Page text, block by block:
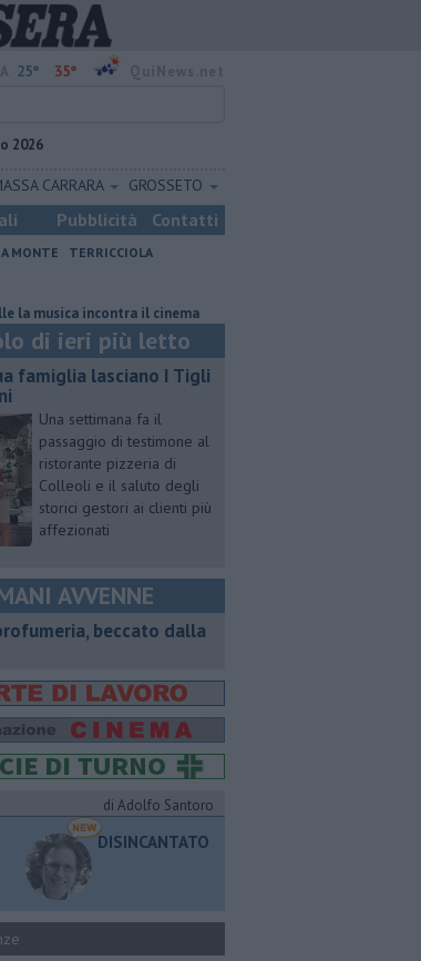
25° 35°
2026
CARRARA GROSSETO
Pubblicità Contatti
MONTE
TERRICCIOLA
incontra il cinema Macelloni, "sull'ossicombustore
di ieri più letto
famiglia lasciano I Tigli
Una settimana fa il
passaggio di testimone al
ristorante pizzeria di
Colleoli e il saluto degli
storici gestori ai clienti più
affezionati
AVVENNE
beccato dalla
di Adolfo Santoro
DISINCANTATO